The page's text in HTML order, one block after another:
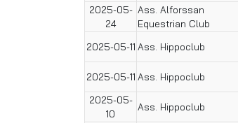
2025-05-
24
Ass. Alforssan
Equestrian Club
2025-05-11 Ass. Hippoclub
2025-05-11 Ass. Hippoclub
2025-05-
10
Ass. Hippoclub